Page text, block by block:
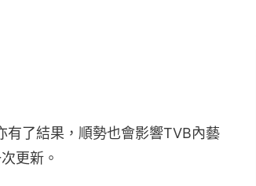
有了結果，順勢也會影響TVB內藝
更新。